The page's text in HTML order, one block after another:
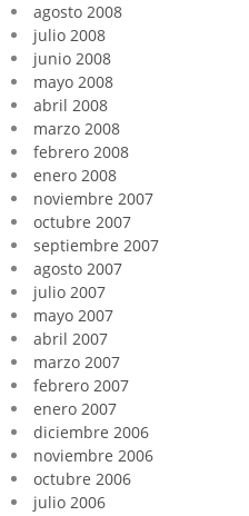
agosto 2008
julio 2008
junio 2008
mayo 2008
abril 2008
marzo 2008
febrero 2008
enero 2008
noviembre 2007
octubre 2007
septiembre 2007
agosto 2007
julio 2007
mayo 2007
abril 2007
marzo 2007
febrero 2007
enero 2007
diciembre 2006
noviembre 2006
octubre 2006
julio 2006